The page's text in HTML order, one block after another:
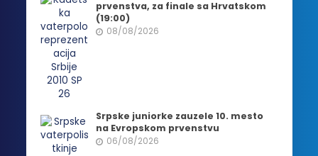
prvenstva, za finale sa Hrvatskom
(19:00)
08/08/2026
Srpske juniorke zauzele 10. mesto
na Evropskom prvenstvu
06/08/2026